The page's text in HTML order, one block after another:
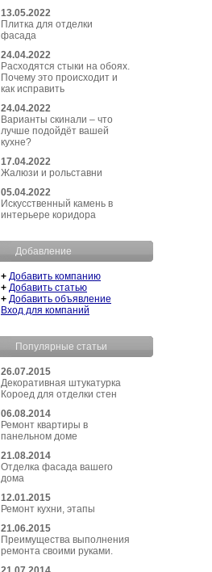
13.05.2022
Плитка для отделки
фасада
24.04.2022
Расходятся стыки на обоях.
Почему это происходит и
как исправить
24.04.2022
Варианты скинали – что
лучше подойдёт вашей
кухне?
17.04.2022
Жалюзи и рольставни
05.04.2022
Искусственный камень в
интерьере коридора
Добавление
+ Добавить компанию
+ Добавить статью
+ Добавить объявление
Вход для компаний
Популярные статьи
26.07.2015
Декоративная штукатурка
Короед для отделки стен
06.08.2014
Ремонт квартиры в
панельном доме
21.08.2014
Отделка фасада вашего
дома
12.01.2015
Ремонт кухни, этапы
21.06.2015
Преимущества выполнения
ремонта своими руками.